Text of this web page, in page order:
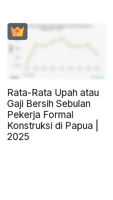
Rata-Rata Upah atau
Gaji Bersih Sebulan
Pekerja Formal
Konstruksi di Papua |
2025